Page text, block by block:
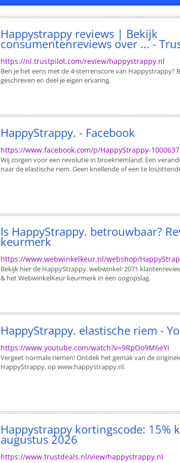
Happystrappy reviews | Bekijk
consumentenreviews over ... -
https://nl.trustpilot.com/review/happystrappy.nl
Ben je het eens met de 4-sterrenscore van Happystrappy?
geschreven en deel je eigen ervaring.
HappyStrappy. - Facebook
https://www.facebook.com/p/HappyStrappy-
Wij zorgen voor een revolutie in broekriemland. Een
naar de elastische riem. Geen knellende of een te
Is HappyStrappy. betrouwbaar?
keurmerk
https://www.webwinkelkeur.nl/webshop/
Bekijk hier de HappyStrappy. webwinkel: 2071
& het WebwinkelKeur keurmerk in één oogopslag.
HappyStrappy. elastische riem -
https://www.youtube.com/watch?v=9RpOo9M6eYI
Vergeet normale riemen! Ontdek het gemak van de
HappyStrappy. op www.happystrappy.nl.
Happystrappy kortingscode: 15%
augustus 2026
https://www.trustdeals.nl/view/happystrappy.nl